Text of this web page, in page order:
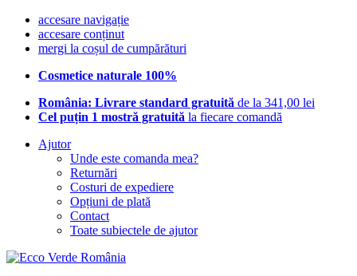
accesare navigație
accesare conținut
mergi la coșul de cumpărături
Cosmetice naturale 100%
România: Livrare standard gratuită de la 341,00 lei
Cel puțin 1 mostră gratuită la fiecare comandă
Ajutor
Unde este comanda mea?
Returnări
Costuri de expediere
Opțiuni de plată
Contact
Toate subiectele de ajutor